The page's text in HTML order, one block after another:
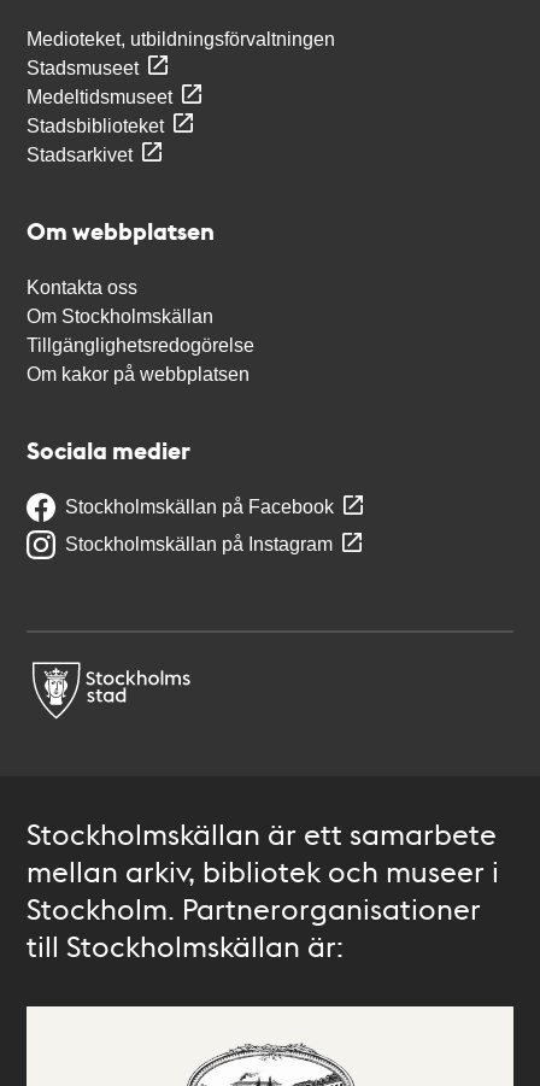
Medioteket, utbildningsförvaltningen
Stadsmuseet
Medeltidsmuseet
Stadsbiblioteket
Stadsarkivet
Om webbplatsen
Kontakta oss
Om Stockholmskällan
Tillgänglighetsredogörelse
Om kakor på webbplatsen
Sociala medier
Stockholmskällan på Facebook
Stockholmskällan på Instagram
Stockholmskällan är ett samarbete
mellan arkiv, bibliotek och museer i
Stockholm. Partnerorganisationer
till Stockholmskällan är: